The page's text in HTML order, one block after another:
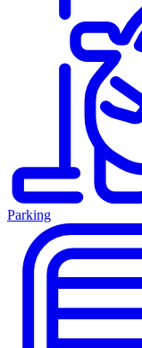
Parking